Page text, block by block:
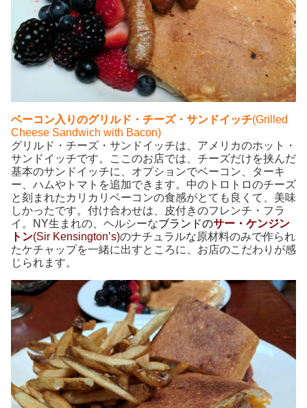
ベーコン入りのグリルド・チーズ・サンドイッチ(Grilled
Cheese Sandwich with Bacon)
グリルド・チーズ・サンドイッチは、アメリカのホット・
サンドイッチです。ここのお店では、チーズだけを挟んだ
基本のサンドイッチに、オプションでベーコン、ターキ
ー、ハムやトマトを追加できます。中のトロトロのチーズ
と刻まれたカリカリベーコンの食感がとても良くて、美味
しかったです。付け合わせは、皮付きのフレンチ・フラ
イ。NY生まれの、ヘルシーなブランドのサー・ケンジン
トン(Sir Kensington’s)のナチュラルな原材料のみで作られ
たケチャップを一緒に出すところに、お店のこだわりが感
じられます。